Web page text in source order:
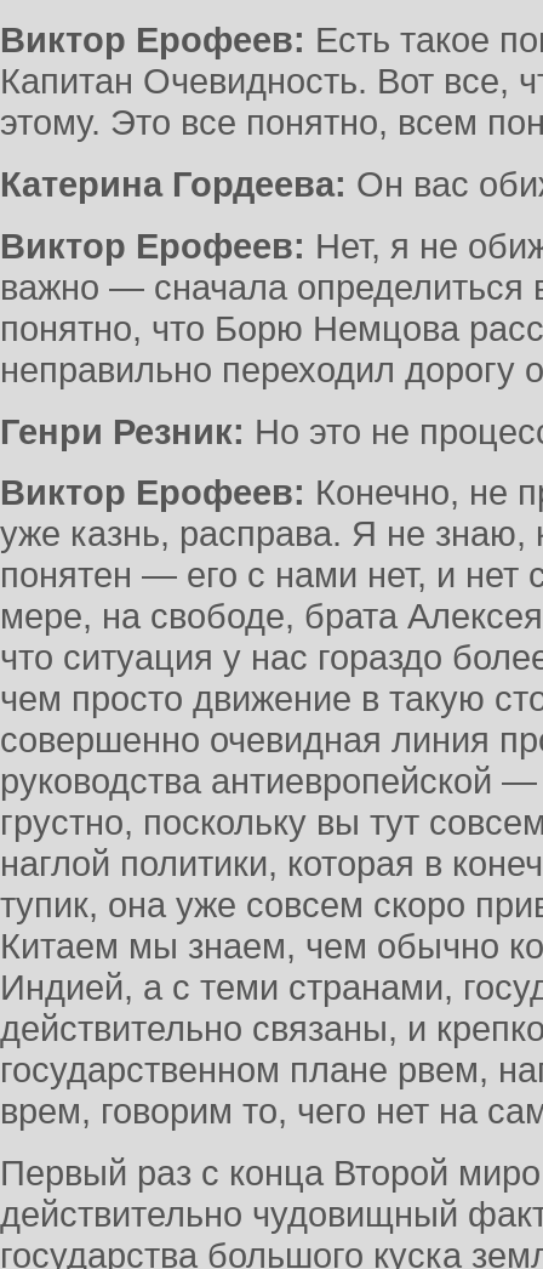
Виктор Ерофеев: Есть такое
Капитан Очевидность. Вот все,
этому. Это все понятно, всем
Катерина Гордеева: Он вас
Виктор Ерофеев: Нет, я не
важно — сначала определиться
понятно, что Борю Немцова
неправильно переходил дорогу
Генри Резник: Но это не
Виктор Ерофеев: Конечно, не
уже казнь, расправа. Я не знаю,
понятен — его с нами нет, и нет
мере, на свободе, брата
что ситуация у нас гораздо
чем просто движение в такую
совершенно очевидная линия
руководства антиевропейской
грустно, поскольку вы тут
наглой политики, которая в
тупик, она уже совсем скоро
Китаем мы знаем, чем обычно
Индией, а с теми странами,
действительно связаны, и
государственном плане рвем,
врем, говорим то, чего нет на
Первый раз с конца Второй
действительно чудовищный
государства большого куска